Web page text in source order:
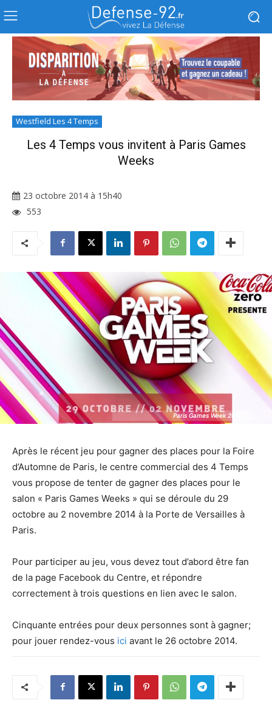
Westfield Les 4 Temps
Les 4 Temps vous invitent à Paris Games
Weeks
23 octobre 2014 à 15h40
553
Paris Games Week 2014
Paris Games Week 2014
Après le récent jeu pour gagner des places pour la Foire
d’Automne de Paris, le centre commercial des 4 Temps
vous propose de tenter de gagner des places pour le
salon « Paris Games Weeks » qui se déroule du 29
octobre au 2 novembre 2014 à la Porte de Versailles à
Paris.
Pour participer au jeu, vous devez tout d’abord être fan
de la page Facebook du Centre, et répondre
correctement à trois questions en lien avec le salon.
Cinquante entrées pour deux personnes sont à gagner;
pour jouer rendez-vous ici avant le 26 octobre 2014.